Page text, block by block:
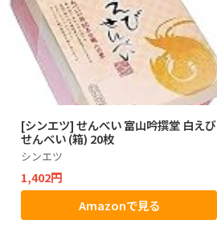
[シンエツ] せんべい 富山吟撰堂 白えび
せんべい (箱) 20枚
シンエツ
1,402円
Amazonで見る